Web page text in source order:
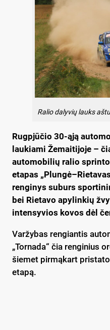
Ralio dalyvių lauks
Rugpjūčio 30-ąją
laukiami Žemaitijoje –
automobilių ralio
etapas
renginys suburs
bei Rietavo apylinkių
intensyvios kovos dėl
Varžybas rengiantis
„Tornada“ čia renginius
šiemet pirmąkart
etapą.